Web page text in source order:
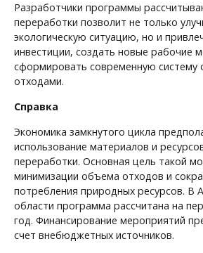
Разработчики программы
переработки позволит не только
экологическую ситуацию, но и
инвестиции, создать новые рабочие
сформировать современную систему
отходами.
Справка
Экономика замкнутого цикла
использование материалов и
переработки. Основная цель такой
минимизации объема отходов и
потребления природных ресурсов. В
области программа рассчитана на
год. Финансирование мероприятий
счет внебюджетных источников.